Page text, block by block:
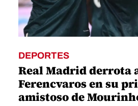
DEPORTES
Real Madrid derrota
Ferencvaros en su
amistoso de